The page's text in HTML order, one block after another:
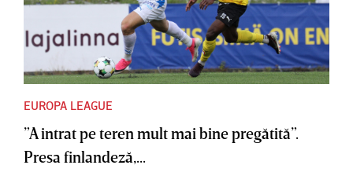
EUROPA LEAGUE
”A intrat pe teren mult mai bine pregătită”.
Presa finlandeză,...